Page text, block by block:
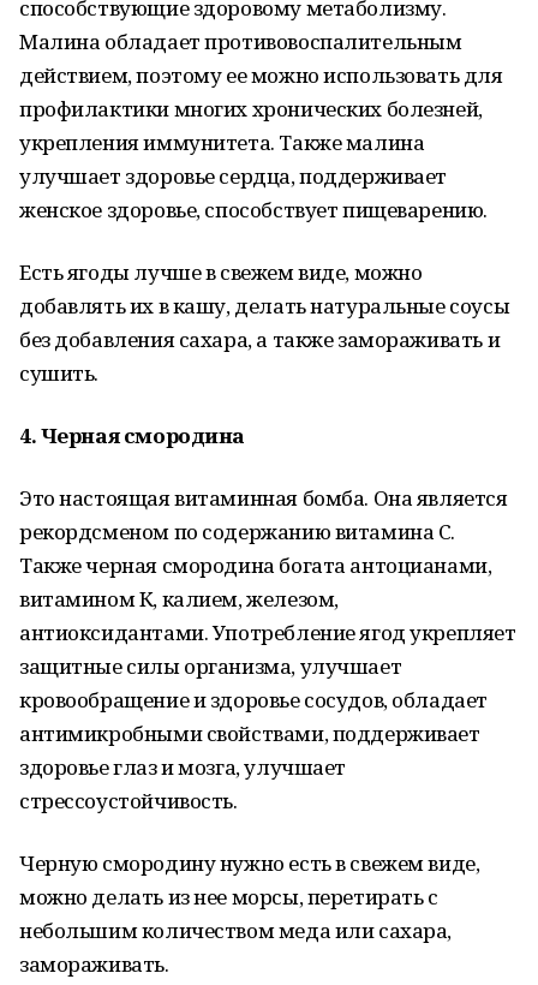
способствующие здоровому метаболизму.
Малина обладает противовоспалительным
действием, поэтому ее можно использовать для
профилактики многих хронических болезней,
укрепления иммунитета. Также малина
улучшает здоровье сердца, поддерживает
женское здоровье, способствует пищеварению.
Есть ягоды лучше в свежем виде, можно
добавлять их в кашу, делать натуральные соусы
без добавления сахара, а также замораживать и
сушить.
4. Черная смородина
Это настоящая витаминная бомба. Она является
рекордсменом по содержанию витамина С.
Также черная смородина богата антоцианами,
витамином К, калием, железом,
антиоксидантами. Употребление ягод укрепляет
защитные силы организма, улучшает
кровообращение и здоровье сосудов, обладает
антимикробными свойствами, поддерживает
здоровье глаз и мозга, улучшает
стрессоустойчивость.
Черную смородину нужно есть в свежем виде,
можно делать из нее морсы, перетирать с
небольшим количеством меда или сахара,
замораживать.